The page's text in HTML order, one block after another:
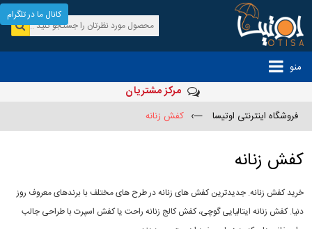
منو
مرکز مشتریان
فروشگاه اینترنتی اوتیسا —› کفش زنانه
کفش زنانه
خرید کفش زنانه. جدیدترین کفش های زنانه در طرح های مختلف با برندهای معروف روز
دنیا. کفش زنانه ایتالیایی گوچی، کفش کالج زنانه راحت یا کفش اسپرت با طراحی جالب
کانال ما در تلگرام